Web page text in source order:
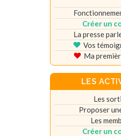
Créer un
La presse
Vos
Ma
LES
Les
Proposer
Les
Créer un